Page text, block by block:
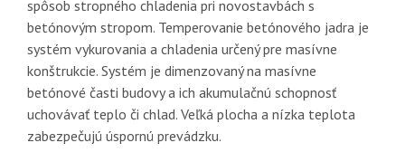
spôsob stropného chladenia pri novostavbách s
betónovým stropom. Temperovanie betónového jadra je
systém vykurovania a chladenia určený pre masívne
konštrukcie. Systém je dimenzovaný na masívne
betónové časti budovy a ich akumulačnú schopnosť
uchovávať teplo či chlad. Veľká plocha a nízka teplota
zabezpečujú úspornú prevádzku.